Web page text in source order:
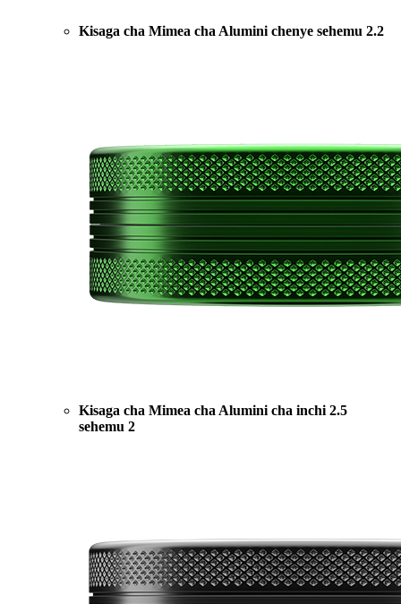
Kisaga cha Mimea cha Alumini chenye sehemu 2.2
Kisaga cha Mimea cha Alumini cha inchi 2.5
sehemu 2